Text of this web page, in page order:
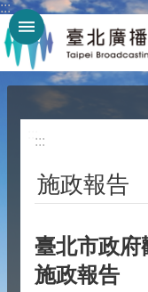
跳到主要內容區塊
:::
:::
施政報告
臺北市政府
施政報告